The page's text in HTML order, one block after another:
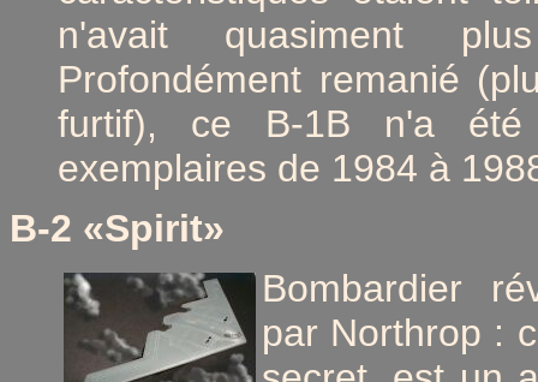
n'avait quasiment
Profondément remanié
furtif), ce B-1B n'a été
exemplaires de 1984 à
B-2 «Spirit»
Bombardier
par Northrop :